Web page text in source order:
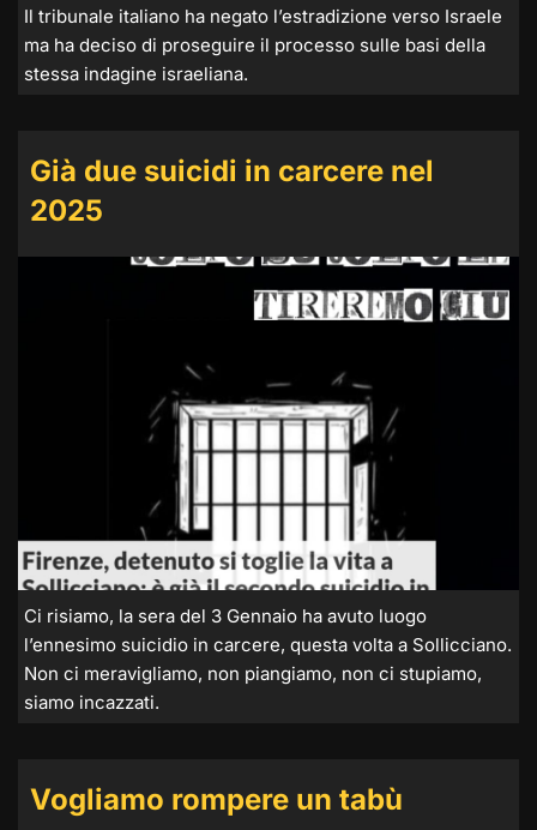
Il tribunale italiano ha negato l’estradizione verso Israele
ma ha deciso di proseguire il processo sulle basi della
stessa indagine israeliana.
Già due suicidi in carcere nel
2025
Ci risiamo, la sera del 3 Gennaio ha avuto luogo
l’ennesimo suicidio in carcere, questa volta a Sollicciano.
Non ci meravigliamo, non piangiamo, non ci stupiamo,
siamo incazzati.
Vogliamo rompere un tabù